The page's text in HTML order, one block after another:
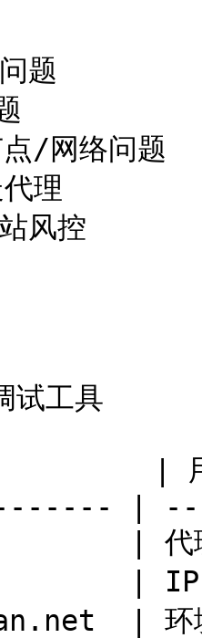
题
/网络问题
理
风控
试工具
|
|
| 代理
|
|